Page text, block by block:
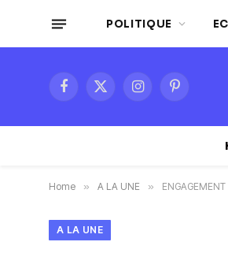
POLITIQUE
Facebook
X
InstagramPinterest
Home » A LA UNE »
A LA UNE